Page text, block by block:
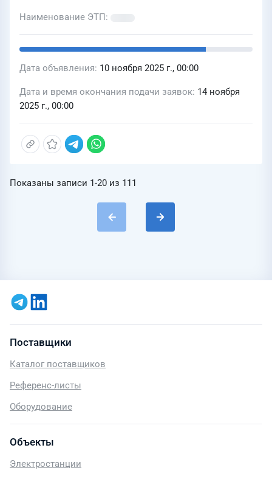
Наименование ЭТП
Дата объявления 10 ноября 2025 г., 00:00
Дата и время окончания подачи заявок 14 ноября
2025 г., 00:00
Показаны записи 1-20 из 111
Поставщики
Каталог поставщиков
Референс-листы
Оборудование
Объекты
Электростанции